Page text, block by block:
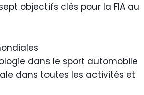
objectifs clés pour la FIA au
dans le sport automobile
dans toutes les activités et